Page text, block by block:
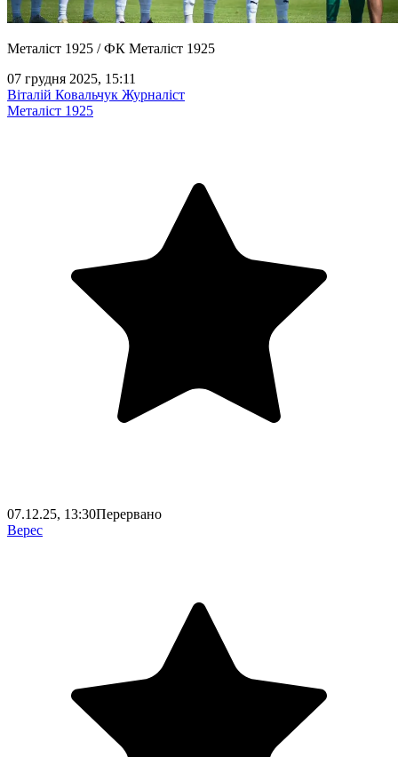
Металіст 1925 / ФК Металіст 1925
07 грудня 2025, 15:11
Віталій Ковальчук Журналіст
Металіст 1925
07.12.25, 13:30Перервано
Верес